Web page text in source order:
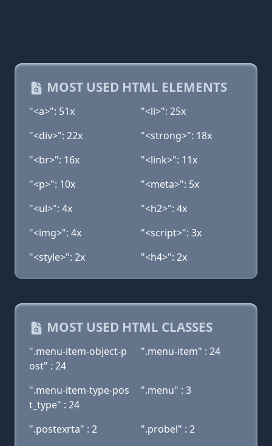
MOST USED HTML ELEMENTS
"<a>": 51x
"<li>": 25x
"<div>": 22x
"<strong>": 18x
"<br>": 16x
"<link>": 11x
"<p>": 10x
"<meta>": 5x
"<ul>": 4x
"<h2>": 4x
"<img>": 4x
"<script>": 3x
"<style>": 2x
"<h4>": 2x
MOST USED HTML CLASSES
".menu-item-object-p
ost" : 24
".menu-item" : 24
".menu-item-type-pos
t_type" : 24
".menu" : 3
".postexrta" : 2
".probel" : 2